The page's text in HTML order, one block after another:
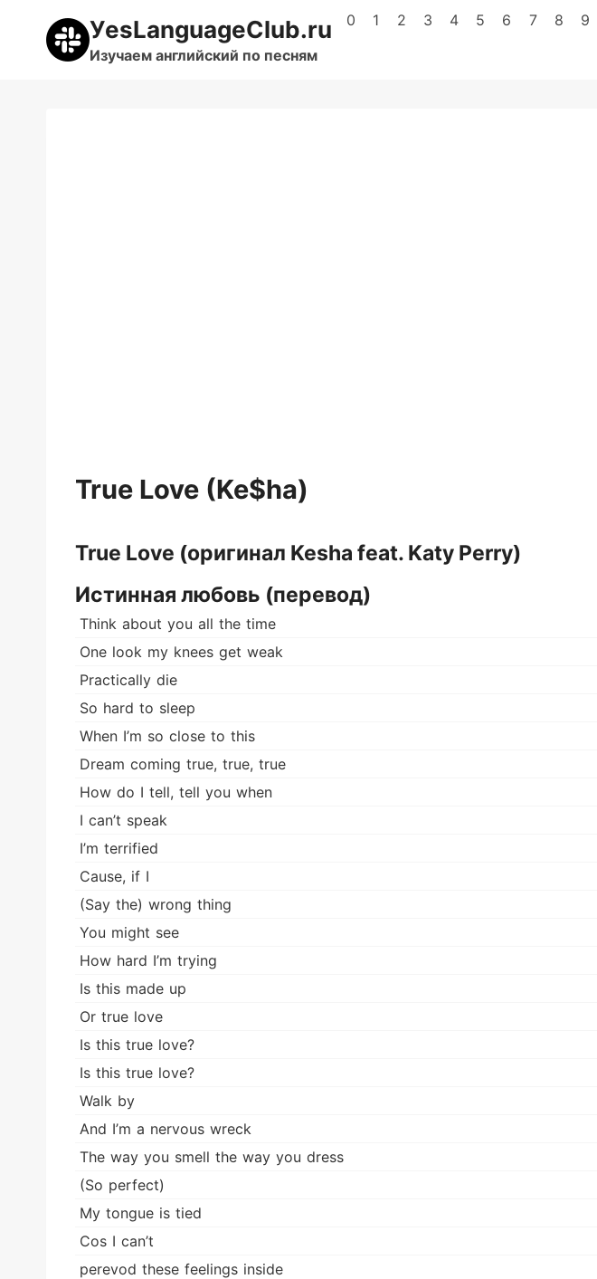
содержимому
УesLanguageClub.ru
Изучаем английский по песням
0 1 2 3 4 5 6 7 8 9
True Love (Ke$ha)
True Love (оригинал Kesha feat. Katy Perry)
Истинная любовь (перевод)
Think about you all the time
One look my knees get weak
Practically die
So hard to sleep
When I’m so close to this
Dream coming true, true, true
How do I tell, tell you when
I can’t speak
I’m terrified
Cause, if I
(Say the) wrong thing
You might see
How hard I’m trying
Is this made up
Or true love
Is this true love?
Is this true love?
Walk by
And I’m a nervous wreck
The way you smell the way you dress
(So perfect)
My tongue is tied
Cos I can’t
perevod these feelings inside